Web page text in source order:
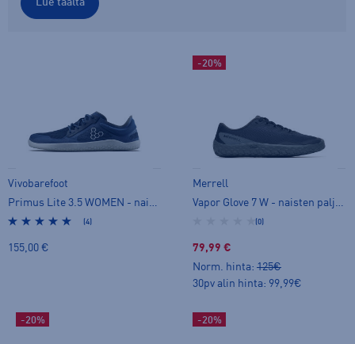
Vivobarefoot
(4)
155,00 €
-20%
Merrell
(0)
79,99 €
Norm. hinta: 125€
30pv alin hinta: 99,99€
-20% -20%